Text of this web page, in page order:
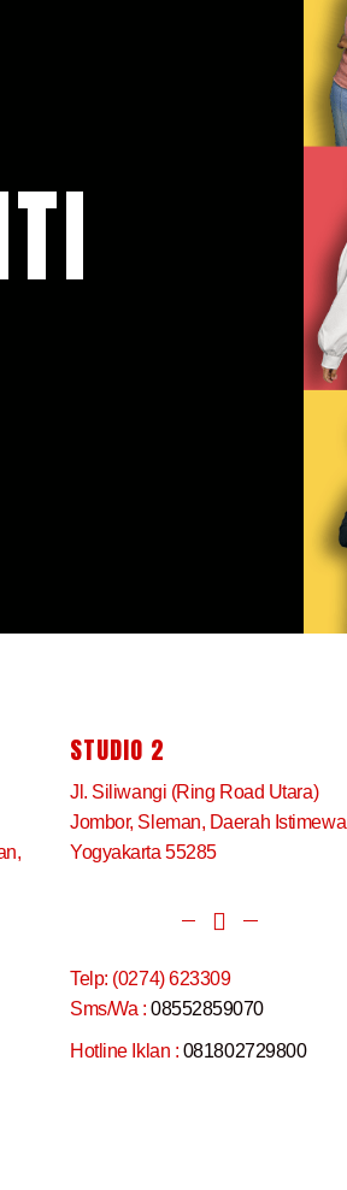
STUDIO 2
Jl. Siliwangi (Ring Road Utara)
Jombor, Sleman, Daerah Istimewa
Yogyakarta 55285
Telp: (0274) 623309
Sms/Wa : 08552859070
Hotline Iklan : 081802729800